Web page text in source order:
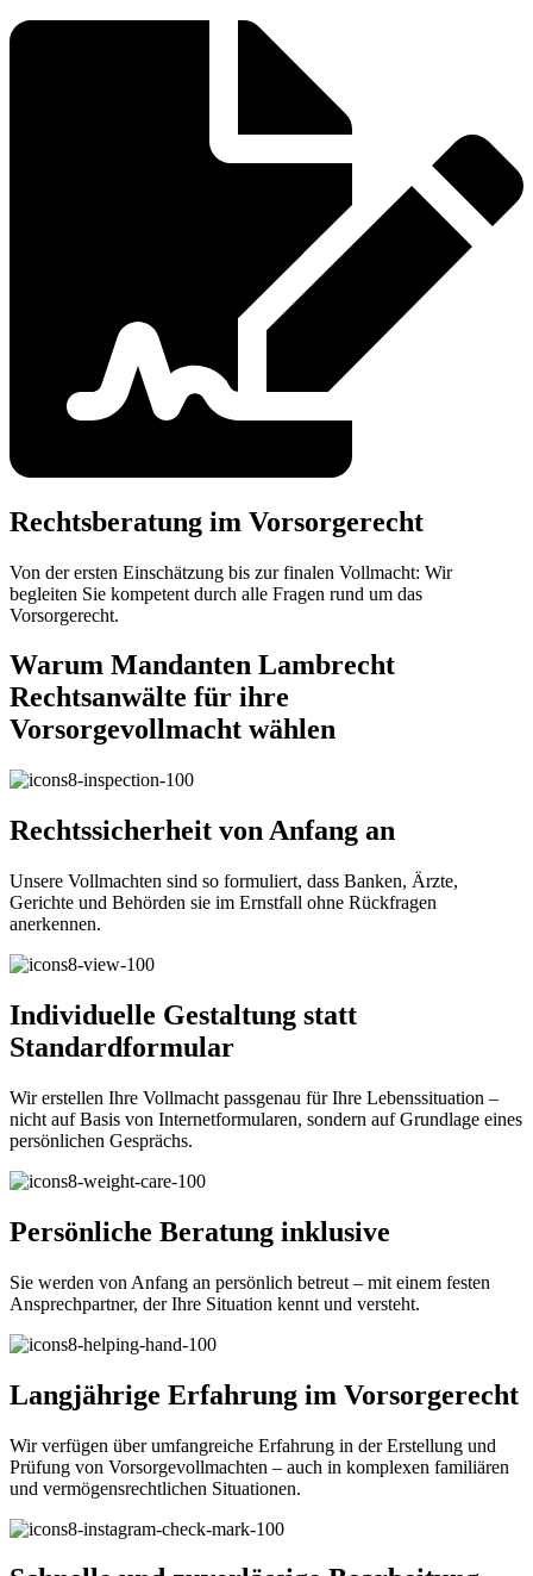
Rechtsberatung im Vorsorgerecht
Von der ersten Einschätzung bis zur finalen Vollmacht: Wir
begleiten Sie kompetent durch alle Fragen rund um das
Vorsorgerecht.
Warum Mandanten Lambrecht
Rechtsanwälte für ihre
Vorsorgevollmacht wählen
Rechtssicherheit von Anfang an
Unsere Vollmachten sind so formuliert, dass Banken, Ärzte,
Gerichte und Behörden sie im Ernstfall ohne Rückfragen
anerkennen.
Individuelle Gestaltung statt
Standardformular
Wir erstellen Ihre Vollmacht passgenau für Ihre Lebenssituation –
nicht auf Basis von Internetformularen, sondern auf Grundlage eines
persönlichen Gesprächs.
Persönliche Beratung inklusive
Sie werden von Anfang an persönlich betreut – mit einem festen
Ansprechpartner, der Ihre Situation kennt und versteht.
Langjährige Erfahrung im Vorsorgerecht
Wir verfügen über umfangreiche Erfahrung in der Erstellung und
Prüfung von Vorsorgevollmachten – auch in komplexen familiären
und vermögensrechtlichen Situationen.